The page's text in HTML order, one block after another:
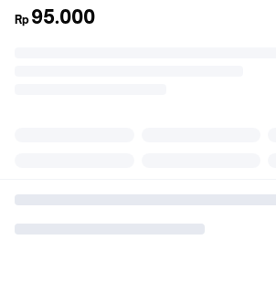
Rp 95.000